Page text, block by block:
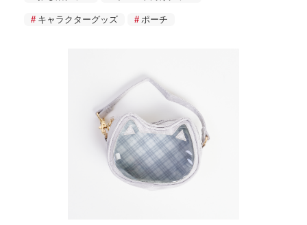
キャラクターグッズ ポーチ